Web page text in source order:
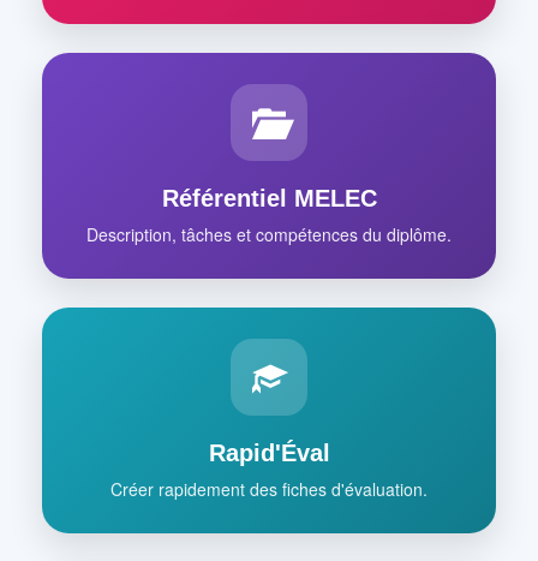
Référentiel MELEC
Description, tâches et compétences du diplôme.
Rapid'Éval
Créer rapidement des fiches d'évaluation.